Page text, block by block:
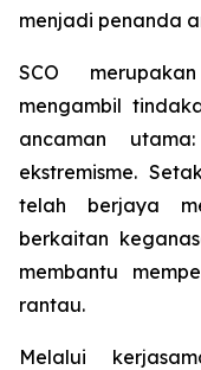
menjadi penanda
SCO
mengambil
ancaman
ekstremisme.
telah berjaya
berkaitan
membantu
rantau.
Melalui